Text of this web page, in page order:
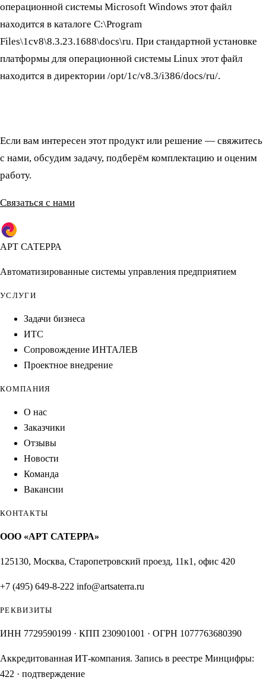
операционной системы Microsoft Windows этот файл
находится в каталоге C:\Program
Files\1cv8\8.3.23.1688\docs\ru. При стандартной установке
платформы для операционной системы Linux этот файл
находится в директории /opt/1c/v8.3/i386/docs/ru/.
Если вам интересен этот продукт или решение — свяжитесь
с нами, обсудим задачу, подберём комплектацию и оценим
работу.
Связаться с нами
АРТ САТЕРРА
Автоматизированные системы управления предприятием
УСЛУГИ
Задачи бизнеса
ИТС
Сопровождение ИНТАЛЕВ
Проектное внедрение
КОМПАНИЯ
О нас
Заказчики
Отзывы
Новости
Команда
Вакансии
КОНТАКТЫ
ООО «АРТ САТЕРРА»
125130, Москва, Старопетровский проезд, 11к1, офис 420
+7 (495) 649-8-222 info@artsaterra.ru
РЕКВИЗИТЫ
ИНН 7729590199 · КПП 230901001 · ОГРН 1077763680390
Аккредитованная ИТ-компания. Запись в реестре Минцифры:
422 · подтверждение